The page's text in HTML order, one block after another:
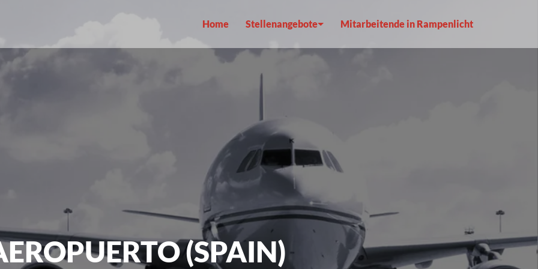
Home Stellenangebote Mitarbeitende in Rampenlicht
(SPAIN)